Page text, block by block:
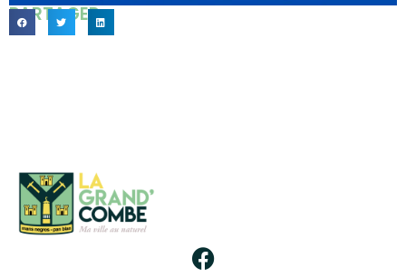
PARTAGER...